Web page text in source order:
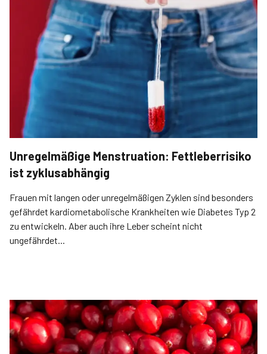
Unregelmäßige Menstruation: Fettleberrisiko
ist zyklusabhängig
Frauen mit langen oder unregelmäßigen Zyklen sind besonders
gefährdet kardiometabolische Krankheiten wie Diabetes Typ 2
zu entwickeln. Aber auch ihre Leber scheint nicht
ungefährdet...